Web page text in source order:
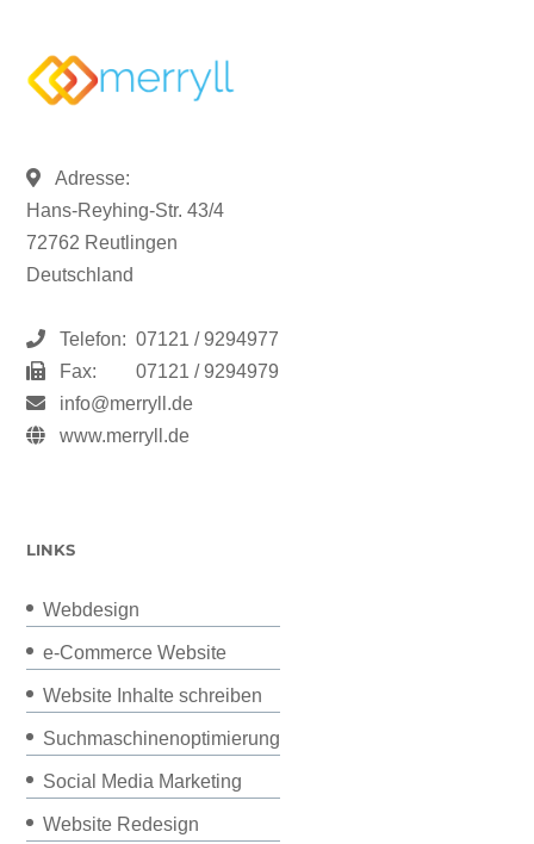
Adresse:
Hans-Reyhing-Str. 43/4
72762 Reutlingen
Deutschland
Telefon: 07121 / 9294977
Fax:
07121 / 9294979
info@merryll.de
www.merryll.de
LINKS
Webdesign
e-Commerce Website
Website Inhalte schreiben
Suchmaschinenoptimierung
Social Media Marketing
Website Redesign